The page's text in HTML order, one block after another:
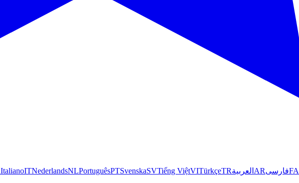
ItalianoITNederlandsNLPortuguêsPTSvenskaSVTiếng ViệtVITürkçeTRالعربية ARفارسیFA